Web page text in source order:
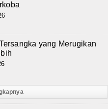
yang Merugikan